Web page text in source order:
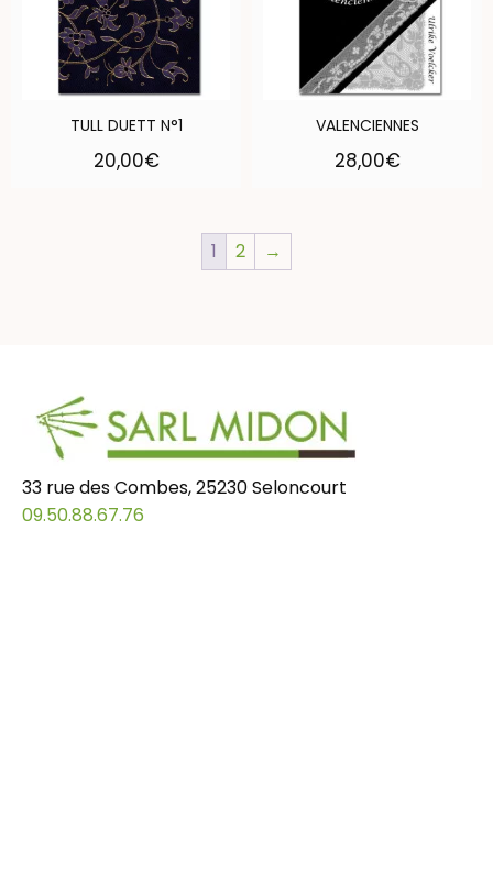
TULL DUETT N°1
20,00€
VALENCIENNES
28,00€
1 2 →
33 rue des Combes, 25230 Seloncourt
09.50.88.67.76